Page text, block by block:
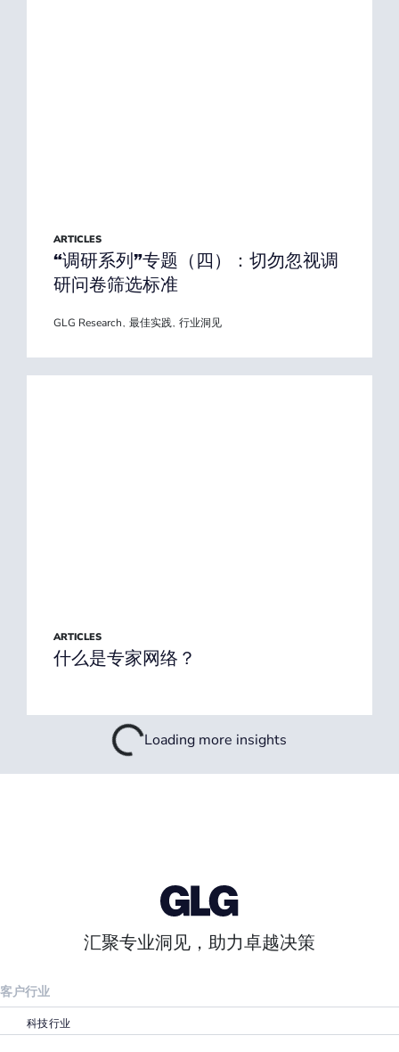
ARTICLES
“调研系列”专题（四）：切勿忽视调
研问卷筛选标准
GLG Research, 最佳实践, 行业洞见
ARTICLES
什么是专家网络？
Loading more insights
汇聚专业洞见，助力卓越决策
客户行业
科技行业